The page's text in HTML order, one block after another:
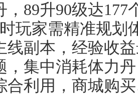
，89升90级达177
玩家需精准规划
线副本，经验收
，集中消耗体力
合利用，商城购